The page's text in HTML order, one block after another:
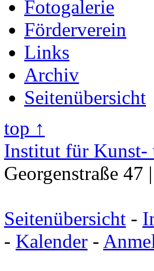
Fotogalerie
Förderverein
Links
Archiv
Seitenübersicht
top ↑
Institut für Kunst-
Georgenstraße
Seitenübersicht -
- Kalender -